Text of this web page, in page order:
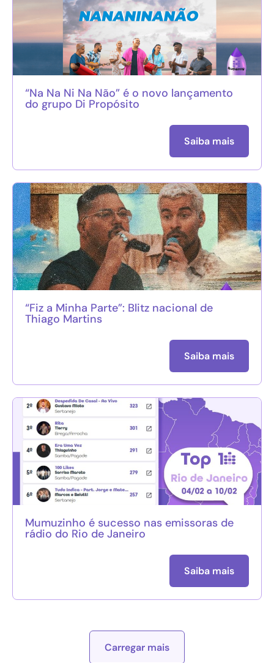
“Na Na Ni Na Não” é o novo lançamento
do grupo Di Propósito
Saiba mais
“Fiz a Minha Parte”: Blitz nacional de
Thiago Martins
Saiba mais
Mumuzinho é sucesso nas emissoras de
rádio do Rio de Janeiro
Saiba mais
Carregar mais